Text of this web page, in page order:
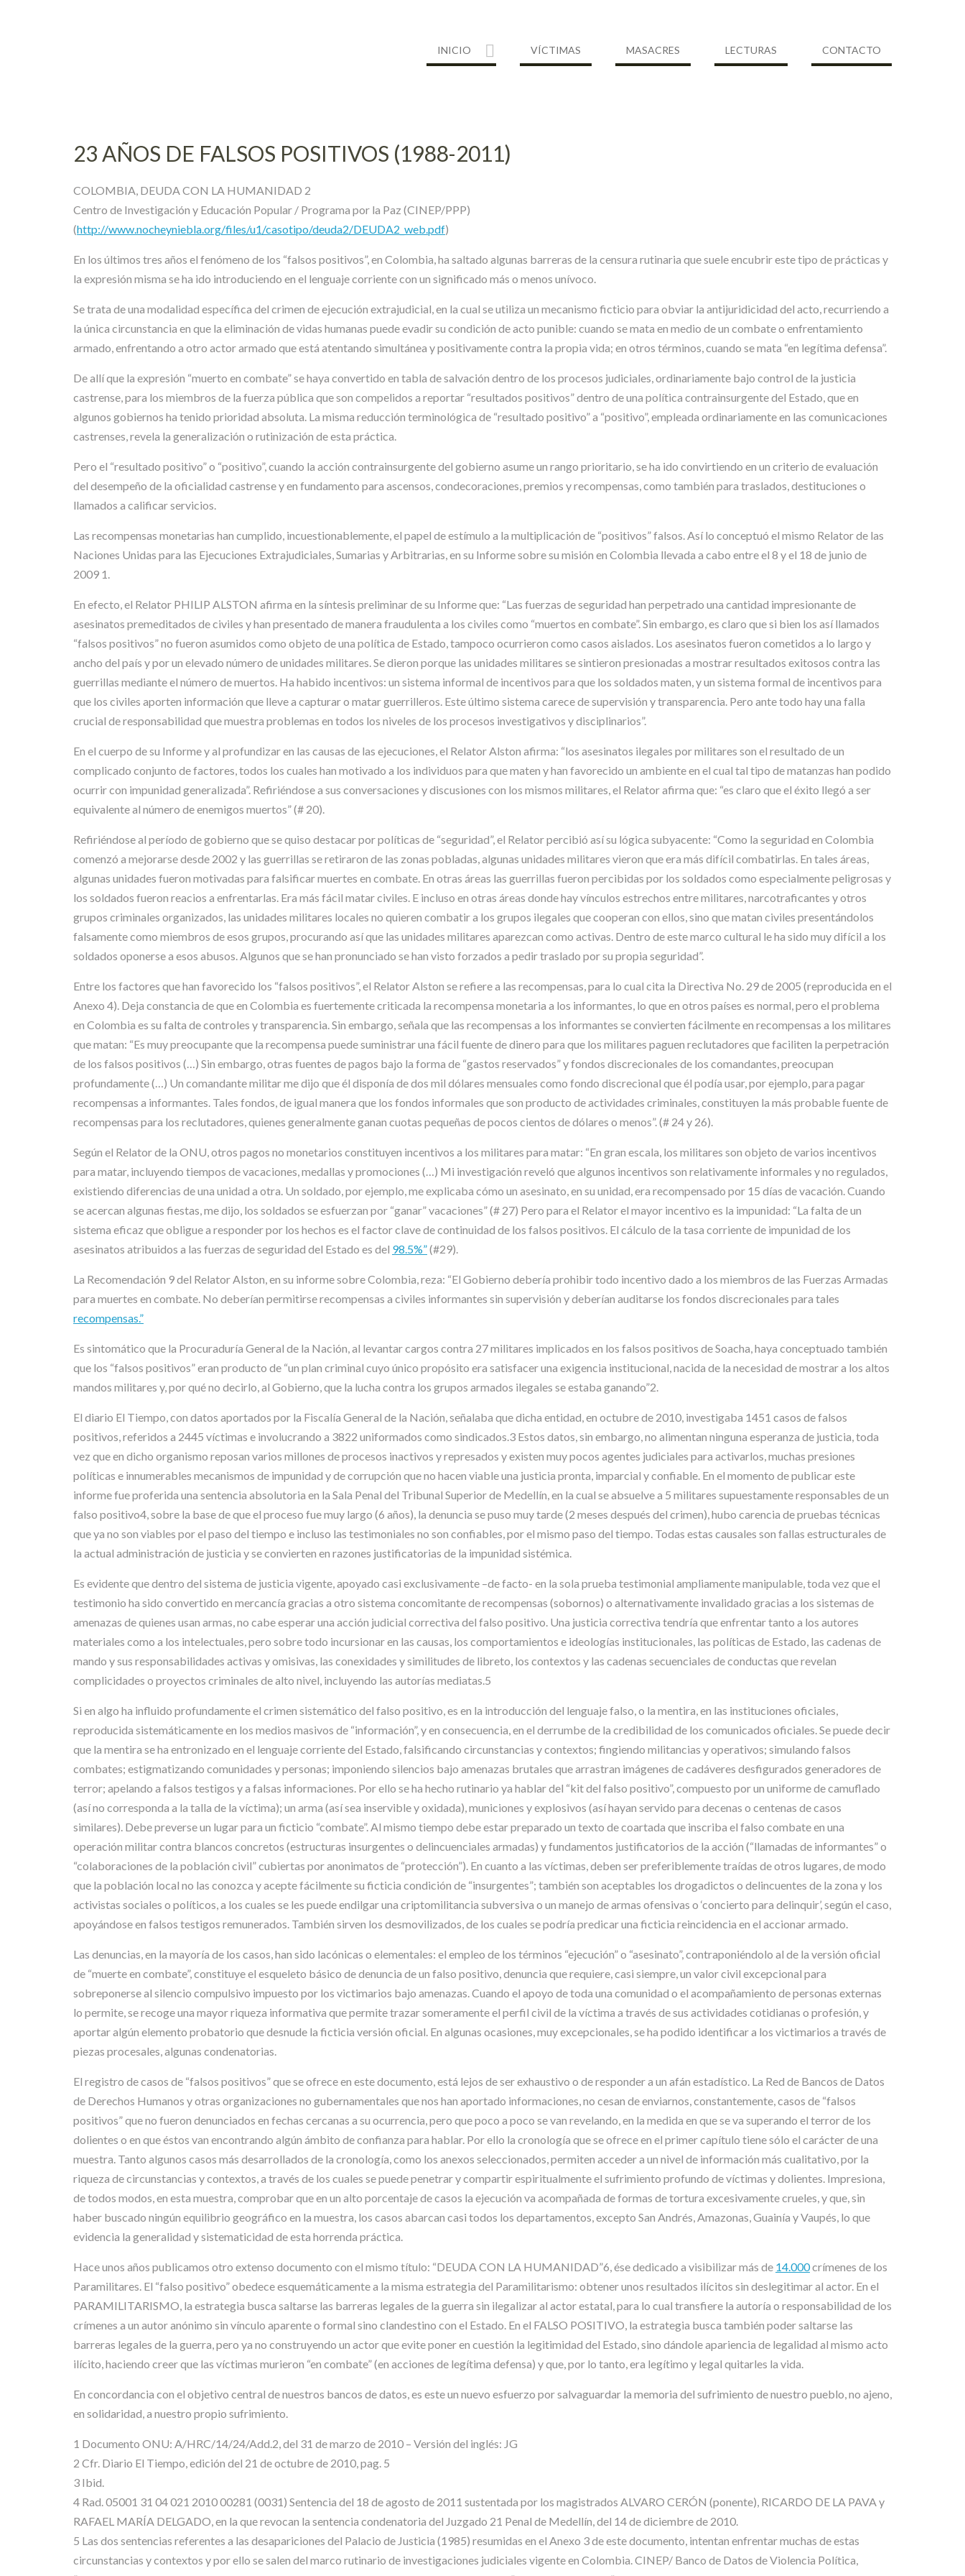
INICIO VÍCTIMAS MASACRES LECTURAS CONTACTO
23 AÑOS DE FALSOS POSITIVOS (1988-2011)
COLOMBIA, DEUDA CON LA HUMANIDAD 2
Centro de Investigación y Educación Popular / Programa por la Paz (CINEP/PPP)
(http://www.nocheyniebla.org/files/u1/casotipo/deuda2/DEUDA2_web.pdf)
En los últimos tres años el fenómeno de los “falsos positivos”, en Colombia, ha saltado algunas barreras de la censura rutinaria que suele encubrir este tipo de prácticas y
la expresión misma se ha ido introduciendo en el lenguaje corriente con un significado más o menos unívoco.
Se trata de una modalidad específica del crimen de ejecución extrajudicial, en la cual se utiliza un mecanismo ficticio para obviar la antijuridicidad del acto, recurriendo a
la única circunstancia en que la eliminación de vidas humanas puede evadir su condición de acto punible: cuando se mata en medio de un combate o enfrentamiento
armado, enfrentando a otro actor armado que está atentando simultánea y positivamente contra la propia vida; en otros términos, cuando se mata “en legítima defensa”.
De allí que la expresión “muerto en combate” se haya convertido en tabla de salvación dentro de los procesos judiciales, ordinariamente bajo control de la justicia
castrense, para los miembros de la fuerza pública que son compelidos a reportar “resultados positivos” dentro de una política contrainsurgente del Estado, que en
algunos gobiernos ha tenido prioridad absoluta. La misma reducción terminológica de “resultado positivo” a “positivo”, empleada ordinariamente en las comunicaciones
castrenses, revela la generalización o rutinización de esta práctica.
Pero el “resultado positivo” o “positivo”, cuando la acción contrainsurgente del gobierno asume un rango prioritario, se ha ido convirtiendo en un criterio de evaluación
del desempeño de la oficialidad castrense y en fundamento para ascensos, condecoraciones, premios y recompensas, como también para traslados, destituciones o
llamados a calificar servicios.
Las recompensas monetarias han cumplido, incuestionablemente, el papel de estímulo a la multiplicación de “positivos” falsos. Así lo conceptuó el mismo Relator de las
Naciones Unidas para las Ejecuciones Extrajudiciales, Sumarias y Arbitrarias, en su Informe sobre su misión en Colombia llevada a cabo entre el 8 y el 18 de junio de
2009 1.
En efecto, el Relator PHILIP ALSTON afirma en la síntesis preliminar de su Informe que: “Las fuerzas de seguridad han perpetrado una cantidad impresionante de
asesinatos premeditados de civiles y han presentado de manera fraudulenta a los civiles como “muertos en combate”. Sin embargo, es claro que si bien los así llamados
“falsos positivos” no fueron asumidos como objeto de una política de Estado, tampoco ocurrieron como casos aislados. Los asesinatos fueron cometidos a lo largo y
ancho del país y por un elevado número de unidades militares. Se dieron porque las unidades militares se sintieron presionadas a mostrar resultados exitosos contra las
guerrillas mediante el número de muertos. Ha habido incentivos: un sistema informal de incentivos para que los soldados maten, y un sistema formal de incentivos para
que los civiles aporten información que lleve a capturar o matar guerrilleros. Este último sistema carece de supervisión y transparencia. Pero ante todo hay una falla
crucial de responsabilidad que muestra problemas en todos los niveles de los procesos investigativos y disciplinarios”.
En el cuerpo de su Informe y al profundizar en las causas de las ejecuciones, el Relator Alston afirma: “los asesinatos ilegales por militares son el resultado de un
complicado conjunto de factores, todos los cuales han motivado a los individuos para que maten y han favorecido un ambiente en el cual tal tipo de matanzas han podido
ocurrir con impunidad generalizada”. Refiriéndose a sus conversaciones y discusiones con los mismos militares, el Relator afirma que: “es claro que el éxito llegó a ser
equivalente al número de enemigos muertos” (# 20).
Refiriéndose al período de gobierno que se quiso destacar por políticas de “seguridad”, el Relator percibió así su lógica subyacente: “Como la seguridad en Colombia
comenzó a mejorarse desde 2002 y las guerrillas se retiraron de las zonas pobladas, algunas unidades militares vieron que era más difícil combatirlas. En tales áreas,
algunas unidades fueron motivadas para falsificar muertes en combate. En otras áreas las guerrillas fueron percibidas por los soldados como especialmente peligrosas y
los soldados fueron reacios a enfrentarlas. Era más fácil matar civiles. E incluso en otras áreas donde hay vínculos estrechos entre militares, narcotraficantes y otros
grupos criminales organizados, las unidades militares locales no quieren combatir a los grupos ilegales que cooperan con ellos, sino que matan civiles presentándolos
falsamente como miembros de esos grupos, procurando así que las unidades militares aparezcan como activas. Dentro de este marco cultural le ha sido muy difícil a los
soldados oponerse a esos abusos. Algunos que se han pronunciado se han visto forzados a pedir traslado por su propia seguridad”.
Entre los factores que han favorecido los “falsos positivos”, el Relator Alston se refiere a las recompensas, para lo cual cita la Directiva No. 29 de 2005 (reproducida en el
Anexo 4). Deja constancia de que en Colombia es fuertemente criticada la recompensa monetaria a los informantes, lo que en otros países es normal, pero el problema
en Colombia es su falta de controles y transparencia. Sin embargo, señala que las recompensas a los informantes se convierten fácilmente en recompensas a los militares
que matan: “Es muy preocupante que la recompensa puede suministrar una fácil fuente de dinero para que los militares paguen reclutadores que faciliten la perpetración
de los falsos positivos (…) Sin embargo, otras fuentes de pagos bajo la forma de “gastos reservados” y fondos discrecionales de los comandantes, preocupan
profundamente (…) Un comandante militar me dijo que él disponía de dos mil dólares mensuales como fondo discrecional que él podía usar, por ejemplo, para pagar
recompensas a informantes. Tales fondos, de igual manera que los fondos informales que son producto de actividades criminales, constituyen la más probable fuente de
recompensas para los reclutadores, quienes generalmente ganan cuotas pequeñas de pocos cientos de dólares o menos”. (# 24 y 26).
Según el Relator de la ONU, otros pagos no monetarios constituyen incentivos a los militares para matar: “En gran escala, los militares son objeto de varios incentivos
para matar, incluyendo tiempos de vacaciones, medallas y promociones (…) Mi investigación reveló que algunos incentivos son relativamente informales y no regulados,
existiendo diferencias de una unidad a otra. Un soldado, por ejemplo, me explicaba cómo un asesinato, en su unidad, era recompensado por 15 días de vacación. Cuando
se acercan algunas fiestas, me dijo, los soldados se esfuerzan por “ganar” vacaciones” (# 27) Pero para el Relator el mayor incentivo es la impunidad: “La falta de un
sistema eficaz que obligue a responder por los hechos es el factor clave de continuidad de los falsos positivos. El cálculo de la tasa corriente de impunidad de los
asesinatos atribuidos a las fuerzas de seguridad del Estado es del 98.5%”(#29).
La Recomendación 9 del Relator Alston, en su informe sobre Colombia, reza: “El Gobierno debería prohibir todo incentivo dado a los miembros de las Fuerzas Armadas
para muertes en combate. No deberían permitirse recompensas a civiles informantes sin supervisión y deberían auditarse los fondos discrecionales para tales
recompensas.”
Es sintomático que la Procuraduría General de la Nación, al levantar cargos contra 27 militares implicados en los falsos positivos de Soacha, haya conceptuado también
que los “falsos positivos” eran producto de “un plan criminal cuyo único propósito era satisfacer una exigencia institucional, nacida de la necesidad de mostrar a los altos
mandos militares y, por qué no decirlo, al Gobierno, que la lucha contra los grupos armados ilegales se estaba ganando”2.
El diario El Tiempo, con datos aportados por la Fiscalía General de la Nación, señalaba que dicha entidad, en octubre de 2010, investigaba 1451 casos de falsos
positivos, referidos a 2445 víctimas e involucrando a 3822 uniformados como sindicados.3 Estos datos, sin embargo, no alimentan ninguna esperanza de justicia, toda
vez que en dicho organismo reposan varios millones de procesos inactivos y represados y existen muy pocos agentes judiciales para activarlos, muchas presiones
políticas e innumerables mecanismos de impunidad y de corrupción que no hacen viable una justicia pronta, imparcial y confiable. En el momento de publicar este
informe fue proferida una sentencia absolutoria en la Sala Penal del Tribunal Superior de Medellín, en la cual se absuelve a 5 militares supuestamente responsables de un
falso positivo4, sobre la base de que el proceso fue muy largo (6 años), la denuncia se puso muy tarde (2 meses después del crimen), hubo carencia de pruebas técnicas
que ya no son viables por el paso del tiempo e incluso las testimoniales no son confiables, por el mismo paso del tiempo. Todas estas causales son fallas estructurales de
la actual administración de justicia y se convierten en razones justificatorias de la impunidad sistémica.
Es evidente que dentro del sistema de justicia vigente, apoyado casi exclusivamente –de facto- en la sola prueba testimonial ampliamente manipulable, toda vez que el
testimonio ha sido convertido en mercancía gracias a otro sistema concomitante de recompensas (sobornos) o alternativamente invalidado gracias a los sistemas de
amenazas de quienes usan armas, no cabe esperar una acción judicial correctiva del falso positivo. Una justicia correctiva tendría que enfrentar tanto a los autores
materiales como a los intelectuales, pero sobre todo incursionar en las causas, los comportamientos e ideologías institucionales, las políticas de Estado, las cadenas de
mando y sus responsabilidades activas y omisivas, las conexidades y similitudes de libreto, los contextos y las cadenas secuenciales de conductas que revelan
complicidades o proyectos criminales de alto nivel, incluyendo las autorías mediatas.5
Si en algo ha influido profundamente el crimen sistemático del falso positivo, es en la introducción del lenguaje falso, o la mentira, en las instituciones oficiales,
reproducida sistemáticamente en los medios masivos de “información”, y en consecuencia, en el derrumbe de la credibilidad de los comunicados oficiales. Se puede decir
que la mentira se ha entronizado en el lenguaje corriente del Estado, falsificando circunstancias y contextos; fingiendo militancias y operativos; simulando falsos
combates; estigmatizando comunidades y personas; imponiendo silencios bajo amenazas brutales que arrastran imágenes de cadáveres desfigurados generadores de
terror; apelando a falsos testigos y a falsas informaciones. Por ello se ha hecho rutinario ya hablar del “kit del falso positivo”, compuesto por un uniforme de camuflado
(así no corresponda a la talla de la víctima); un arma (así sea inservible y oxidada), municiones y explosivos (así hayan servido para decenas o centenas de casos
similares). Debe preverse un lugar para un ficticio “combate”. Al mismo tiempo debe estar preparado un texto de coartada que inscriba el falso combate en una
operación militar contra blancos concretos (estructuras insurgentes o delincuenciales armadas) y fundamentos justificatorios de la acción (“llamadas de informantes” o
“colaboraciones de la población civil” cubiertas por anonimatos de “protección”). En cuanto a las víctimas, deben ser preferiblemente traídas de otros lugares, de modo
que la población local no las conozca y acepte fácilmente su ficticia condición de “insurgentes”; también son aceptables los drogadictos o delincuentes de la zona y los
activistas sociales o políticos, a los cuales se les puede endilgar una criptomilitancia subversiva o un manejo de armas ofensivas o ‘concierto para delinquir’, según el caso,
apoyándose en falsos testigos remunerados. También sirven los desmovilizados, de los cuales se podría predicar una ficticia reincidencia en el accionar armado.
Las denuncias, en la mayoría de los casos, han sido lacónicas o elementales: el empleo de los términos “ejecución” o “asesinato”, contraponiéndolo al de la versión oficial
de “muerte en combate”, constituye el esqueleto básico de denuncia de un falso positivo, denuncia que requiere, casi siempre, un valor civil excepcional para
sobreponerse al silencio compulsivo impuesto por los victimarios bajo amenazas. Cuando el apoyo de toda una comunidad o el acompañamiento de personas externas
lo permite, se recoge una mayor riqueza informativa que permite trazar someramente el perfil civil de la víctima a través de sus actividades cotidianas o profesión, y
aportar algún elemento probatorio que desnude la ficticia versión oficial. En algunas ocasiones, muy excepcionales, se ha podido identificar a los victimarios a través de
piezas procesales, algunas condenatorias.
El registro de casos de “falsos positivos” que se ofrece en este documento, está lejos de ser exhaustivo o de responder a un afán estadístico. La Red de Bancos de Datos
de Derechos Humanos y otras organizaciones no gubernamentales que nos han aportado informaciones, no cesan de enviarnos, constantemente, casos de “falsos
positivos” que no fueron denunciados en fechas cercanas a su ocurrencia, pero que poco a poco se van revelando, en la medida en que se va superando el terror de los
dolientes o en que éstos van encontrando algún ámbito de confianza para hablar. Por ello la cronología que se ofrece en el primer capítulo tiene sólo el carácter de una
muestra. Tanto algunos casos más desarrollados de la cronología, como los anexos seleccionados, permiten acceder a un nivel de información más cualitativo, por la
riqueza de circunstancias y contextos, a través de los cuales se puede penetrar y compartir espiritualmente el sufrimiento profundo de víctimas y dolientes. Impresiona,
de todos modos, en esta muestra, comprobar que en un alto porcentaje de casos la ejecución va acompañada de formas de tortura excesivamente crueles, y que, sin
haber buscado ningún equilibrio geográfico en la muestra, los casos abarcan casi todos los departamentos, excepto San Andrés, Amazonas, Guainía y Vaupés, lo que
evidencia la generalidad y sistematicidad de esta horrenda práctica.
Hace unos años publicamos otro extenso documento con el mismo título: “DEUDA CON LA HUMANIDAD”6, ése dedicado a visibilizar más de 14.000crímenes de los
Paramilitares. El “falso positivo” obedece esquemáticamente a la misma estrategia del Paramilitarismo: obtener unos resultados ilícitos sin deslegitimar al actor. En el
PARAMILITARISMO, la estrategia busca saltarse las barreras legales de la guerra sin ilegalizar al actor estatal, para lo cual transfiere la autoría o responsabilidad de los
crímenes a un autor anónimo sin vínculo aparente o formal sino clandestino con el Estado. En el FALSO POSITIVO, la estrategia busca también poder saltarse las
barreras legales de la guerra, pero ya no construyendo un actor que evite poner en cuestión la legitimidad del Estado, sino dándole apariencia de legalidad al mismo acto
ilícito, haciendo creer que las víctimas murieron “en combate” (en acciones de legítima defensa) y que, por lo tanto, era legítimo y legal quitarles la vida.
En concordancia con el objetivo central de nuestros bancos de datos, es este un nuevo esfuerzo por salvaguardar la memoria del sufrimiento de nuestro pueblo, no ajeno,
en solidaridad, a nuestro propio sufrimiento.
1 Documento ONU: A/HRC/14/24/Add.2, del 31 de marzo de 2010 – Versión del inglés: JG
2 Cfr. Diario El Tiempo, edición del 21 de octubre de 2010, pag. 5
3 Ibid.
4 Rad. 05001 31 04 021 2010 00281 (0031) Sentencia del 18 de agosto de 2011 sustentada por los magistrados ALVARO CERÓN (ponente), RICARDO DE LA PAVA y
RAFAEL MARÍA DELGADO, en la que revocan la sentencia condenatoria del Juzgado 21 Penal de Medellín, del 14 de diciembre de 2010.
5 Las dos sentencias referentes a las desapariciones del Palacio de Justicia (1985) resumidas en el Anexo 3 de este documento, intentan enfrentar muchas de estas
circunstancias y contextos y por ello se salen del marco rutinario de investigaciones judiciales vigente en Colombia. CINEP/ Banco de Datos de Violencia Política,